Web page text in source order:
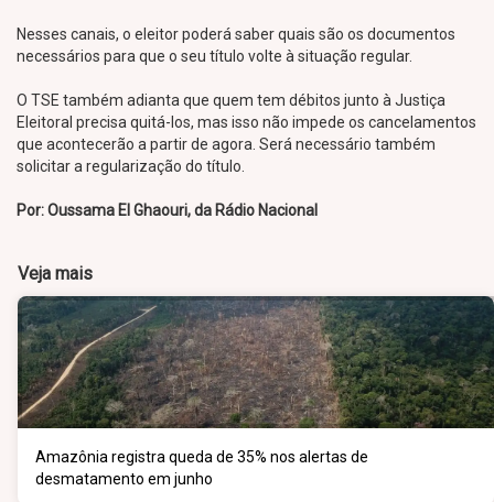
Nesses canais, o eleitor poderá saber quais são os documentos
necessários para que o seu título volte à situação regular.
O TSE também adianta que quem tem débitos junto à Justiça
Eleitoral precisa quitá-los, mas isso não impede os cancelamentos
que acontecerão a partir de agora. Será necessário também
solicitar a regularização do título.
Por:Oussama El Ghaouri, da Rádio Nacional
Veja mais
Amazônia registra queda de 35% nos alertas de
desmatamento em junho